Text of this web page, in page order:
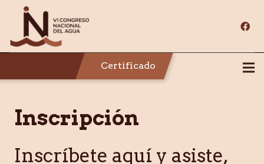
Certificado
Inscripción
Inscríbete aquí y asiste,